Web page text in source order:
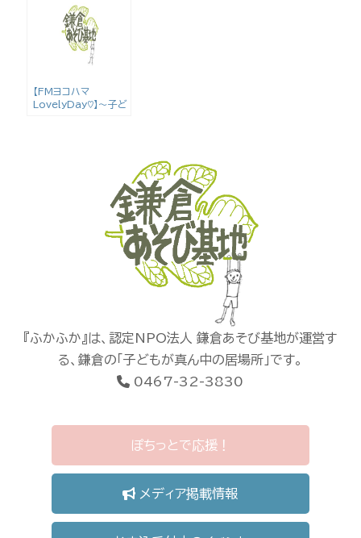
【FMヨコハマ
LovelyDay♡】〜子ど
『ふかふか』は、認定NPO法人 鎌倉あそび基地が運営す
る、鎌倉の「子どもが真ん中の居場所」です。
0467-32-3830
ぽちっとで応援！
メディア掲載情報